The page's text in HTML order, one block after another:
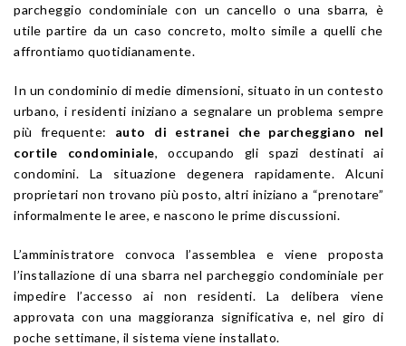
parcheggio condominiale con un cancello o una sbarra, è
utile partire da un caso concreto, molto simile a quelli che
affrontiamo quotidianamente.
In un condominio di medie dimensioni, situato in un contesto
urbano, i residenti iniziano a segnalare un problema sempre
più frequente: auto di estranei che parcheggiano nel
cortile condominiale, occupando gli spazi destinati ai
condomini. La situazione degenera rapidamente. Alcuni
proprietari non trovano più posto, altri iniziano a “prenotare”
informalmente le aree, e nascono le prime discussioni.
L’amministratore convoca l’assemblea e viene proposta
l’installazione di una sbarra nel parcheggio condominiale per
impedire l’accesso ai non residenti. La delibera viene
approvata con una maggioranza significativa e, nel giro di
poche settimane, il sistema viene installato.